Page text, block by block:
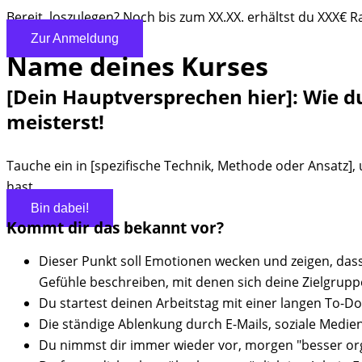
Bereit, loszulegen? Noch bis zum XX.XX. erhältst du XXX€
Zur Anmeldung
Name deines Kurses
[Dein Hauptversprechen hier]: Wie
meisterst!
Tauche ein in [spezifische Technik, Methode oder
hast.
Bin dabei!
Kommt dir das bekannt vor?
Dieser Punkt soll Emotionen wecken und zeigen,
Gefühle beschreiben, mit denen sich deine
Du startest deinen Arbeitstag mit einer langen To-
Die ständige Ablenkung durch E-Mails, soziale
Du nimmst dir immer wieder vor, morgen "besser